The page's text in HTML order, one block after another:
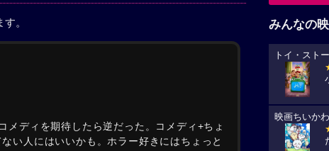
。
メディを期待したら逆だった。コメディ+ちょ
い人にはいいかも。ホラー好きにはちょっと
みんなの
トイ・スト
映画ちいか